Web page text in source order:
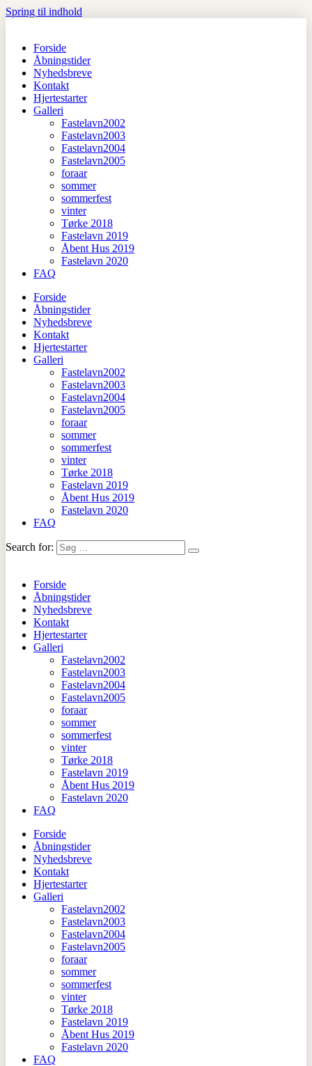
Spring til indhold
Forside
Åbningstider
Nyhedsbreve
Kontakt
Hjertestarter
Galleri
Fastelavn2002
Fastelavn2003
Fastelavn2004
Fastelavn2005
foraar
sommer
sommerfest
vinter
Tørke 2018
Fastelavn 2019
Åbent Hus 2019
Fastelavn 2020
FAQ
Forside
Åbningstider
Nyhedsbreve
Kontakt
Hjertestarter
Galleri
Fastelavn2002
Fastelavn2003
Fastelavn2004
Fastelavn2005
foraar
sommer
sommerfest
vinter
Tørke 2018
Fastelavn 2019
Åbent Hus 2019
Fastelavn 2020
FAQ
Search for:
Forside
Åbningstider
Nyhedsbreve
Kontakt
Hjertestarter
Galleri
Fastelavn2002
Fastelavn2003
Fastelavn2004
Fastelavn2005
foraar
sommer
sommerfest
vinter
Tørke 2018
Fastelavn 2019
Åbent Hus 2019
Fastelavn 2020
FAQ
Forside
Åbningstider
Nyhedsbreve
Kontakt
Hjertestarter
Galleri
Fastelavn2002
Fastelavn2003
Fastelavn2004
Fastelavn2005
foraar
sommer
sommerfest
vinter
Tørke 2018
Fastelavn 2019
Åbent Hus 2019
Fastelavn 2020
FAQ